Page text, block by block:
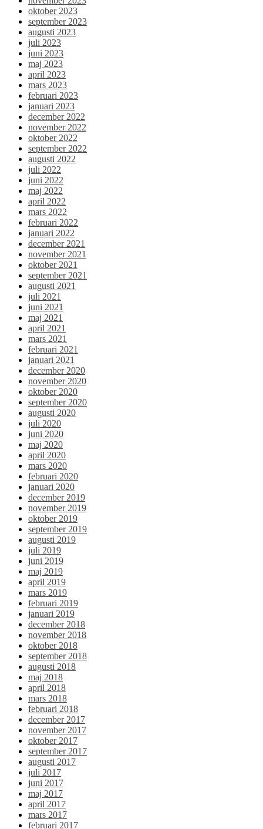
oktober 2023
september 2023
augusti 2023
juli 2023
juni 2023
maj 2023
april 2023
mars 2023
februari 2023
januari 2023
december 2022
november 2022
oktober 2022
september 2022
augusti 2022
juli 2022
juni 2022
maj 2022
april 2022
mars 2022
februari 2022
januari 2022
december 2021
november 2021
oktober 2021
september 2021
augusti 2021
juli 2021
juni 2021
maj 2021
april 2021
mars 2021
februari 2021
januari 2021
december 2020
november 2020
oktober 2020
september 2020
augusti 2020
juli 2020
juni 2020
maj 2020
april 2020
mars 2020
februari 2020
januari 2020
december 2019
november 2019
oktober 2019
september 2019
augusti 2019
juli 2019
juni 2019
maj 2019
april 2019
mars 2019
februari 2019
januari 2019
december 2018
november 2018
oktober 2018
september 2018
augusti 2018
maj 2018
april 2018
mars 2018
februari 2018
december 2017
november 2017
oktober 2017
september 2017
augusti 2017
juli 2017
juni 2017
maj 2017
april 2017
mars 2017
februari 2017